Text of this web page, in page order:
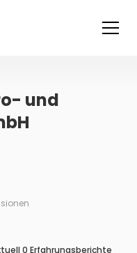
und
0 Erfahrungsberichte